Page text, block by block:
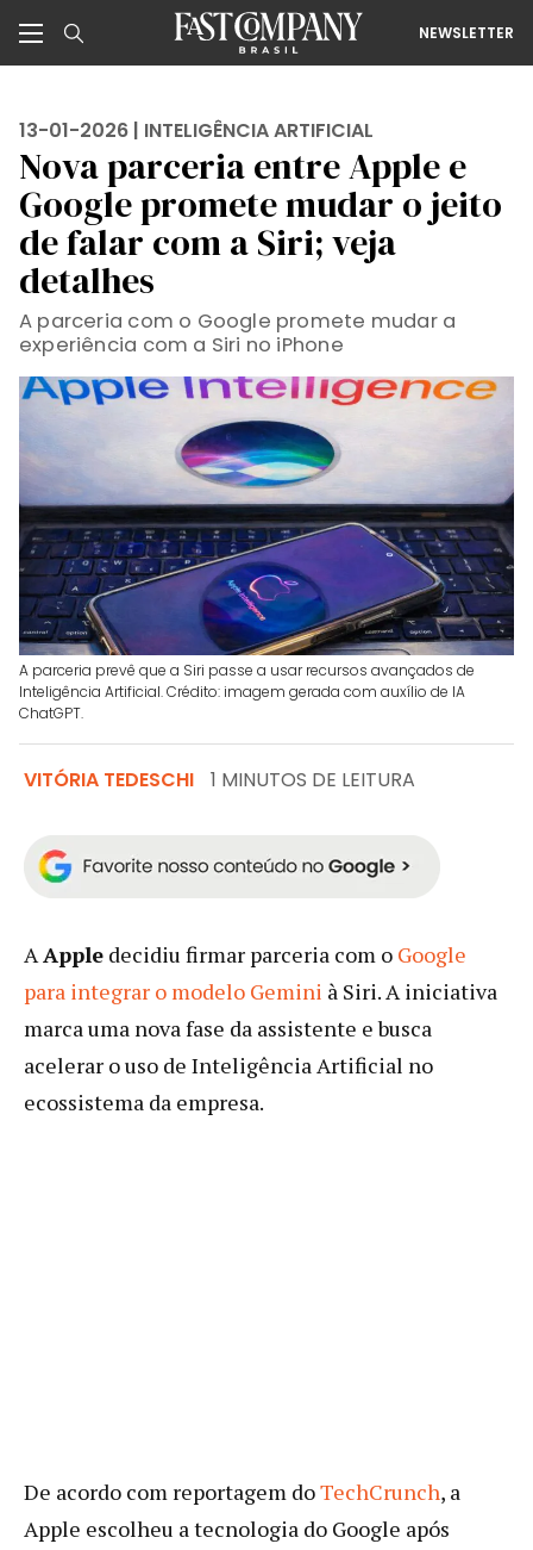
NEWSLETTER
13-01-2026 | INTELIGÊNCIA ARTIFICIAL
Nova parceria entre Apple e
Google promete mudar o jeito
de falar com a Siri; veja
detalhes
A parceria com o Google promete mudar a
experiência com a Siri no iPhone
A parceria prevê que a Siri passe a usar recursos avançados de
Inteligência Artificial. Crédito: imagem gerada com auxílio de IA
ChatGPT.
VITÓRIA TEDESCHI 1 MINUTOS DE LEITURA
AApple decidiu firmar parceria com o Google
para integrar o modelo Gemini à Siri. A iniciativa
marca uma nova fase da assistente e busca
acelerar o uso de Inteligência Artificial no
ecossistema da empresa.
De acordo com reportagem doTechCrunch, a
Apple escolheu a tecnologia do Google após